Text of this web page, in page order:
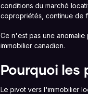
conditions du marché
copropriétés, continue de
Ce n'est pas une
immobilier canadien.
Pourquoi
Le pivot vers l'immobilier